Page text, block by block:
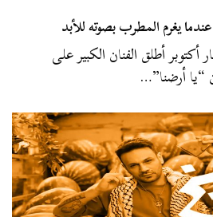
يغرم المطرب بصوته للأبد
أكتوبر أطلق الفنان الكبير على
“يا أرضنا”…